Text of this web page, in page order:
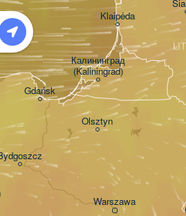
Warszawa
Olsztyn
Klaipėda
Gdańsk
Калининград
(Kaliningrad)